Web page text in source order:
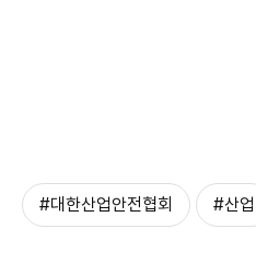
#​​​​​​​대한산업안전협회 #산업